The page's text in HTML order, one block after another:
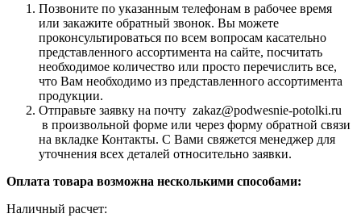
Позвоните по указанным телефонам в рабочее время
или закажите обратный звонок. Вы можете
проконсультироваться по всем вопросам касательно
представленного ассортимента на сайте, посчитать
необходимое количество или просто перечислить все,
что Вам необходимо из представленного ассортимента
продукции.
Отправьте заявку на почту zakaz@podwesnie-potolki.ru
в произвольной форме или через форму обратной связи
на вкладке Контакты. С Вами свяжется менеджер для
уточнения всех деталей относительно заявки.
Оплата товара возможна несколькими способами:
Наличный расчет: